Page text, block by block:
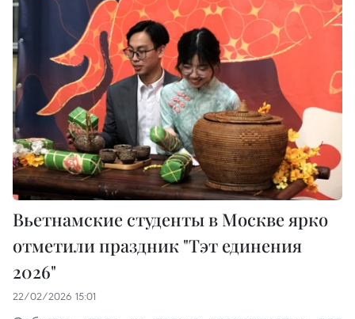
Вьетнамские студенты в Москве ярко
отметили праздник "Тэт единения
2026"
22/02/2026 15:01